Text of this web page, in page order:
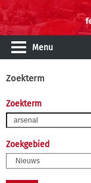
Menu
Zoekterm
Zoekterm
Zoekgebied